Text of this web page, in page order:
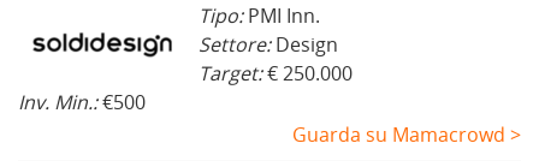
Tipo:PMI Inn.
Settore:Design
Target:€ 250.000
Inv. Min.:€500
Guarda su Mamacrowd >